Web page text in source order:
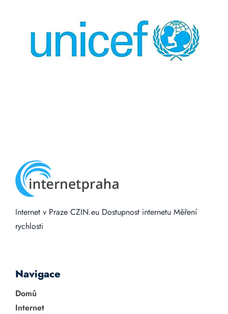
Internet v Praze CZIN.eu Dostupnost internetu Měření
rychlosti
Navigace
Domů
Internet